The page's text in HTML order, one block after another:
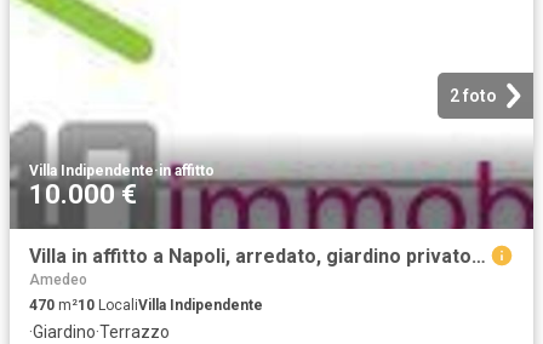
2 foto
Villa Indipendente·in affitto
10.000 €
Villa in affitto a Napoli, arredato, giardino privato, terrazzo TrovaCasa
Amedeo
470 m²10 LocaliVilla Indipendente
·Giardino·Terrazzo